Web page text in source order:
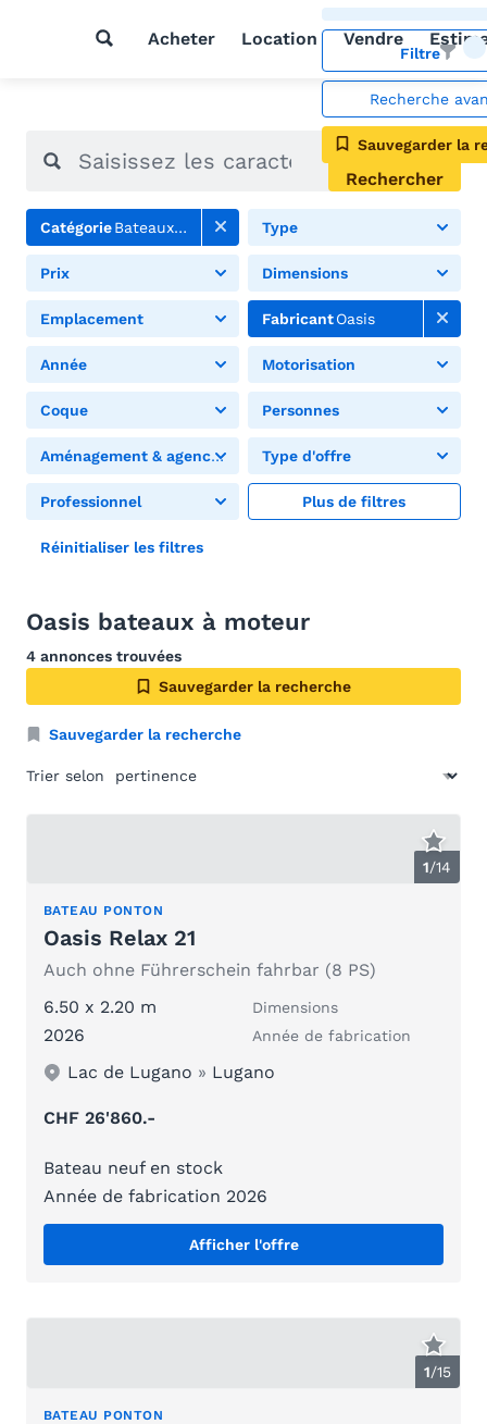
Acheter Location Vendre
Filtre
Recherche
Sauvegarder la
Rechercher
CatégorieBateaux à moteur Type
Prix Dimensions
Emplacement FabricantOasis
Année Motorisation
Coque Personnes
Aménagement & agencement Type d'offre
Professionnel Plus de filtres
Réinitialiser les filtres
Oasis bateaux à moteur
4 annonces trouvées
Sauvegarder la recherche
Sauvegarder la recherche
Trier selon
1/14
BATEAU PONTON
Oasis Relax 21
Auch ohne Führerschein fahrbar (8 PS)
6.50 x 2.20 m
Dimensions
2026 Année de fabrication
Lac de Lugano » Lugano
CHF 26'860.-
Bateau neuf en stock
Année de fabrication 2026
Afficher l'offre
1/15
BATEAU PONTON